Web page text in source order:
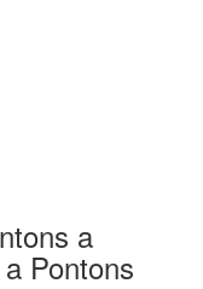
a
Pontons